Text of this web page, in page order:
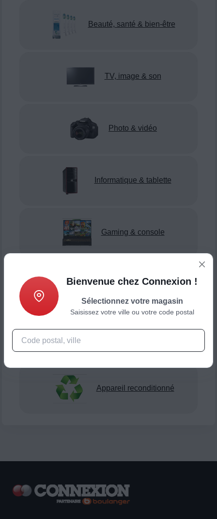
Beauté, santé & bien-être
TV, image & son
Photo & vidéo
Informatique & tablette
Gaming & console
Smartphone & téléphonie
Appareil reconditionné
Bienvenue chez Connexion !
Sélectionnez votre magasin
Saisissez votre ville ou votre code postal